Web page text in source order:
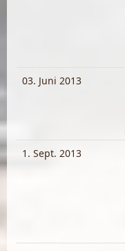
03. Juni 2013
1. Sept. 2013